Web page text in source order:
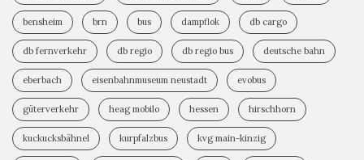
bensheim brn bus dampflok db cargo
db fernverkehr db regio db regio bus deutsche bahn
eberbach eisenbahnmuseum neustadt evobus
güterverkehr heag mobilo hessen hirschhorn
kuckucksbähnel kurpfalzbus kvg main-kinzig